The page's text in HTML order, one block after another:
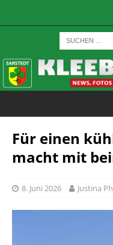
Für einen
macht mit
8. Juni 2026 Justina